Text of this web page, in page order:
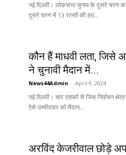
नई दिल्ली। लोकसभा चुनाव के दूसरे चरण
दूसरे चरण में 13 राज्यों की 89...
कौन हैं माधवी लता, जिसे
ने चुनावी मैदान में...
News44Admin - April 9, 2024
नई दिल्ली। चार दशकों से जिस निर्वाचन
ऐसे उम्मीदवार को मैदान...
अरविंद केजरीवाल छोड़े